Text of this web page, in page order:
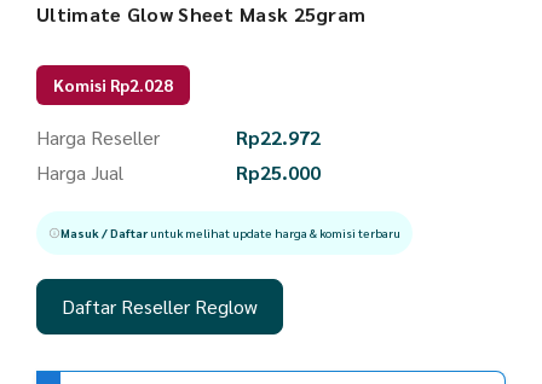
Ultimate Glow Sheet Mask 25gram
Komisi Rp2.028
Harga Reseller Rp22.972
Harga Jual
Rp25.000
Masuk / Daftaruntuk melihat update harga & komisi terbaru
Daftar Reseller Reglow